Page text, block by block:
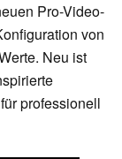
Pro-Video-
von
Neu ist
professionell